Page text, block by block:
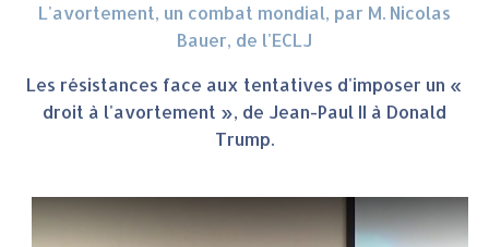
L'avortement, un combat mondial, par M. Nicolas
Bauer, de l'ECLJ
Les résistances face aux tentatives d'imposer un «
droit à l'avortement », de Jean-Paul II à Donald
Trump.